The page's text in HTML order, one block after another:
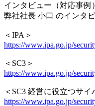
インタビュー（対応事例
弊社社長 小口 のインタ
＜IPA＞
https://www.ipa.go.jp/
＜SC3＞
https://www.ipa.go.jp/
＜SC3 経営に役立つサ
https://www.ipa.go.jp/